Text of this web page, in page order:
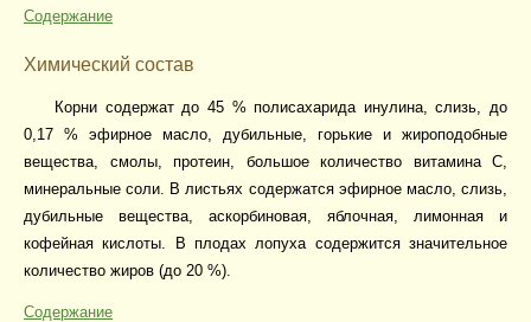
Содержание
Химический состав
Корни содержат до 45 % полисахарида инулина, слизь, до
0,17 % эфирное масло, дубильные, горькие и жироподобные
вещества, смолы, протеин, большое количество витамина С,
минеральные соли. В листьях содержатся эфирное масло, слизь,
дубильные вещества, аскорбиновая, яблочная, лимонная и
кофейная кислоты. В плодах лопуха содержится значительное
количество жиров (до 20 %).
Содержание